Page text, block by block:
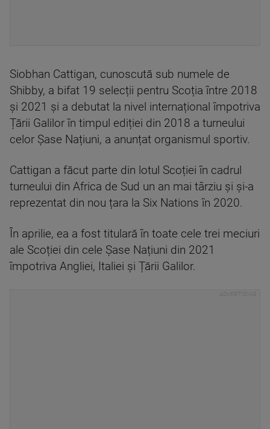
Siobhan Cattigan, cunoscută sub numele de
Shibby, a bifat 19 selecții pentru Scoția între 2018
și 2021 și a debutat la nivel internațional împotriva
Țării Galilor în timpul ediției din 2018 a turneului
celor Șase Națiuni, a anunțat organismul sportiv.
Cattigan a făcut parte din lotul Scoției în cadrul
turneului din Africa de Sud un an mai târziu și și-a
reprezentat din nou țara la Six Nations în 2020.
În aprilie, ea a fost titulară în toate cele trei meciuri
ale Scoției din cele Șase Națiuni din 2021
împotriva Angliei, Italiei și Țării Galilor.